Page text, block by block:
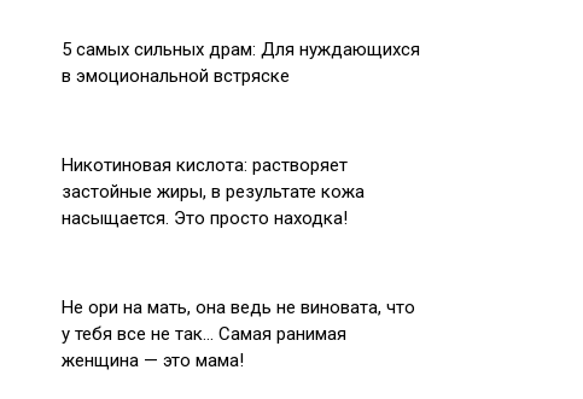
5 самых сильных драм: Для нуждающихся
в эмоциональной встряске
Никотиновая кислота: растворяет
застойные жиры, в результате кожа
насыщается. Это просто находка!
Не ори на мать, она ведь не виновата, что
у тебя все не так… Самая ранимая
женщина — это мама!